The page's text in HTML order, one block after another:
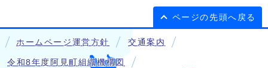
ページの先頭へ戻る
ホームページ運営方針 交通案内
令和8年度阿見町組織機構図